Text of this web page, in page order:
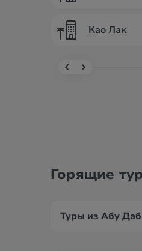
Као Лак
Горящие
Туры из Абу